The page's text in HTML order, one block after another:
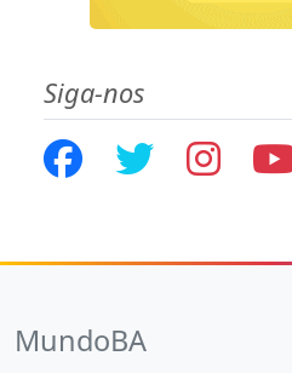
Siga-nos
MundoBA